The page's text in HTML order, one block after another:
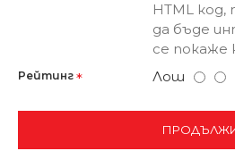
HTML
да бъде
се
Рейтинг Лош